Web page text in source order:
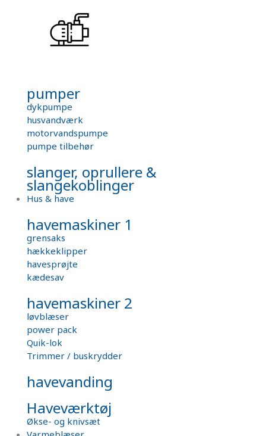
pumper
dykpumpe
husvandværk
motorvandspumpe
pumpe tilbehør
slanger, oprullere &
slangekoblinger
Hus & have
havemaskiner 1
grensaks
hækkeklipper
havesprøjte
kædesav
havemaskiner 2
løvblæser
power pack
Quik-lok
Trimmer / buskrydder
havevanding
Haveværktøj
Økse- og knivsæt